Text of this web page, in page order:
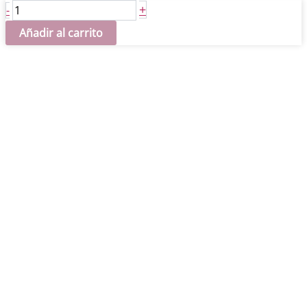
- Reyes
medianos
22
+
Añadir al carrito